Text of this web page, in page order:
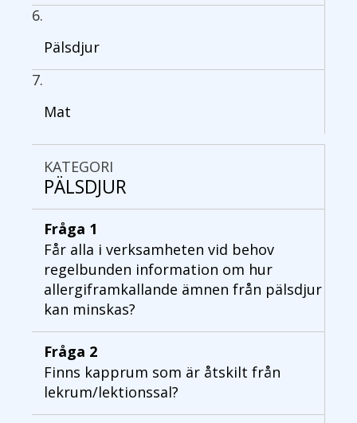
Pälsdjur
Mat
KATEGORI
PÄLSDJUR
Fråga 1
Får alla i verksamheten vid behov
regelbunden information om hur
allergiframkallande ämnen från pälsdjur
kan minskas?
Fråga 2
Finns kapprum som är åtskilt från
lekrum/lektionssal?